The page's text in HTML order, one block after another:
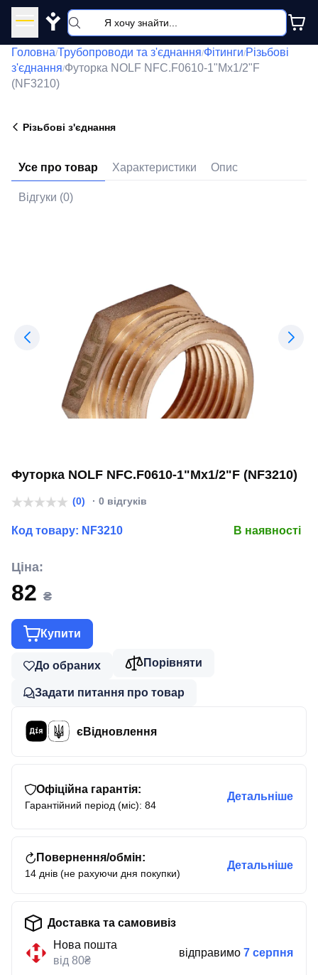
Y
Головна/Трубопроводи та з'єднання/Фітинги/Різьбові
з'єднання/Футорка NOLF NFC.F0610-1"Mx1/2"F
(NF3210)
Різьбові з'єднання
Усе про товар Характеристики Опис
Відгуки (0)
Футорка NOLF NFC.F0610-1"Mx1/2"F (NF3210)
(0) · 0 відгуків
Код товару: NF3210 В наявності
Ціна:
82 ₴
Купити
До обраних Порівняти
Задати питання про товар
єВідновлення
Офіційна гарантія:
Гарантійний період (міс): 84
Детальніше
Повернення/обмін:
14 днів (не рахуючи дня покупки)
Детальніше
Доставка та самовивіз
Нова пошта
від 80₴
відправимо 7 серпня